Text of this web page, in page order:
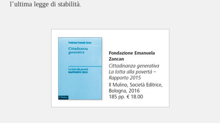
l’ultima legge di stabilità.